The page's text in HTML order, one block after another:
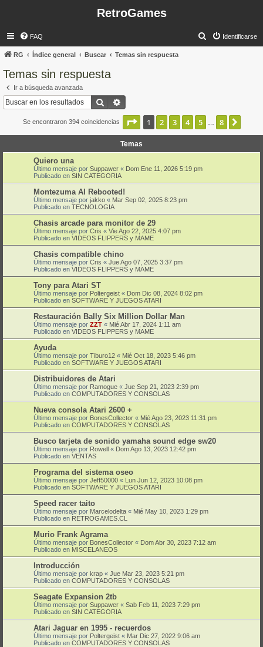
RetroGames
FAQ Identificarse
RG Índice general Buscar Temas sin respuesta
Temas sin respuesta
Ir a búsqueda avanzada
Buscar
Se encontraron 394 coincidencias Página de
1 2 3 4 5 8
Temas
Quiero una
Último mensaje por Suppawer « Dom Ene 11, 2026 5:19 pm
Publicado en SIN CATEGORIA
Montezuma AI Rebooted!
Último mensaje por jakko « Mar Sep 02, 2025 8:23 pm
Publicado en TECNOLOGIA
Chasis arcade para monitor de 29
Último mensaje por Cris « Vie Ago 22, 2025 4:07 pm
Publicado en VIDEOS FLIPPERS y MAME
Chasis compatible chino
Último mensaje por Cris « Jue Ago 07, 2025 3:37 pm
Publicado en VIDEOS FLIPPERS y MAME
Tony para Atari ST
Último mensaje por Poltergeist « Dom Dic 08, 2024 8:02 pm
Publicado en SOFTWARE Y JUEGOS ATARI
Restauración Bally Six Million Dollar Man
Último mensaje por ZZT « Mié Abr 17, 2024 1:11 am
Publicado en VIDEOS FLIPPERS y MAME
Ayuda
Último mensaje por Tiburo12 « Mié Oct 18, 2023 5:46 pm
Publicado en SOFTWARE Y JUEGOS ATARI
Distribuidores de Atari
Último mensaje por Ramogue « Jue Sep 21, 2023 2:39 pm
Publicado en COMPUTADORES Y CONSOLAS
Nueva consola Atari 2600 +
Último mensaje por BonesCollector « Mié Ago 23, 2023 11:31 pm
Publicado en COMPUTADORES Y CONSOLAS
Busco tarjeta de sonido yamaha sound edge sw20
Último mensaje por Rowell « Dom Ago 13, 2023 12:42 pm
Publicado en VENTAS
Programa del sistema oseo
Último mensaje por Jeff50000 « Lun Jun 12, 2023 10:08 pm
Publicado en SOFTWARE Y JUEGOS ATARI
Speed racer taito
Último mensaje por Marcelodelta « Mié May 10, 2023 1:29 pm
Publicado en RETROGAMES.CL
Murio Frank Agrama
Último mensaje por BonesCollector « Dom Abr 30, 2023 7:12 am
Publicado en MISCELANEOS
Introducción
Último mensaje por krap « Jue Mar 23, 2023 5:21 pm
Publicado en COMPUTADORES Y CONSOLAS
Seagate Expansion 2tb
Último mensaje por Suppawer « Sab Feb 11, 2023 7:29 pm
Publicado en SIN CATEGORIA
Atari Jaguar en 1995 - recuerdos
Último mensaje por Poltergeist « Mar Dic 27, 2022 9:06 am
Publicado en COMPUTADORES Y CONSOLAS